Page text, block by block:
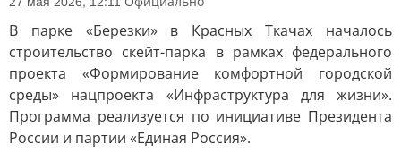
В парке «Березки» в Красных Ткачах началось
строительство скейт-парка в рамках федерального
проекта «Формирование комфортной городской
среды» нацпроекта «Инфраструктура для жизни».
Программа реализуется по инициативе Президента
России и партии «Единая Россия».